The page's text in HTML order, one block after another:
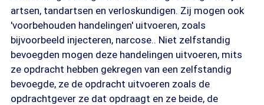
artsen, tandartsen en verloskundigen. Zij mogen ook
'voorbehouden handelingen' uitvoeren, zoals
bijvoorbeeld injecteren, narcose.. Niet zelfstandig
bevoegden mogen deze handelingen uitvoeren, mits
ze opdracht hebben gekregen van een zelfstandig
bevoegde, ze de opdracht uitvoeren zoals de
opdrachtgever ze dat opdraagt en ze beide, de